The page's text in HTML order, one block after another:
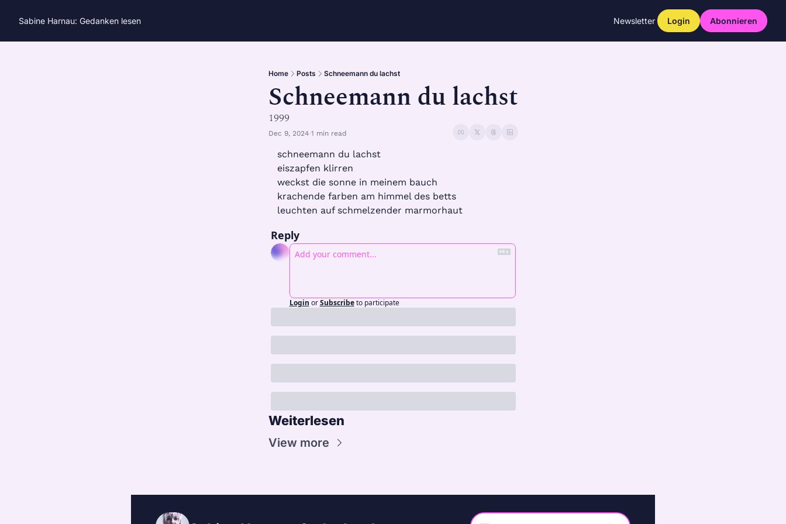
Sabine Harnau: Gedanken lesen Newsletter Login Abonnieren
Home Posts Schneemann du lachst
Schneemann du lachst
1999
Dec 9, 2024•1 min read
schneemann du lachst
eiszapfen klirren
weckst die sonne in meinem bauch
krachende farben am himmel des betts
leuchten auf schmelzender marmorhaut
Reply
Login or Subscribe to participate
Weiterlesen
View more